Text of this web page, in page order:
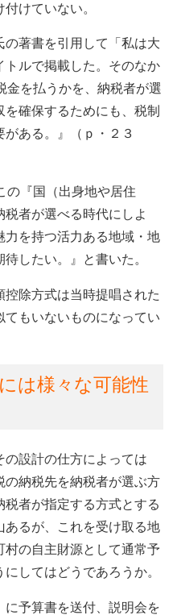
けていない。
の著書を引用して「私は大
ルで掲載した。そのなか
金を払うかを、納税者が選
確保するためにも、税制
ある。』（ｐ・２３
の『国（出身地や居住
者が選べる時代にしよ
力を持つ活力ある地域・地
したい。』と書いた。
除方式は当時提唱された
てもいないものになってい
は様々な可能性
の設計の仕方によっては
納税先を納税者が選ぶ方
者が指定する方式とする
るが、これを受け取る地
の自主財源として通常予
してはどうであろうか。
予算書を送付、説明会を